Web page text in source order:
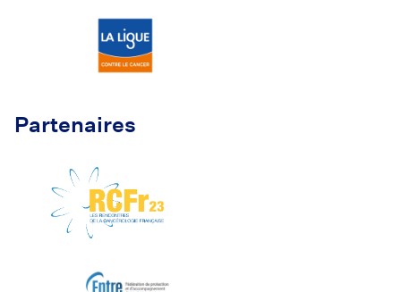
Partenaires